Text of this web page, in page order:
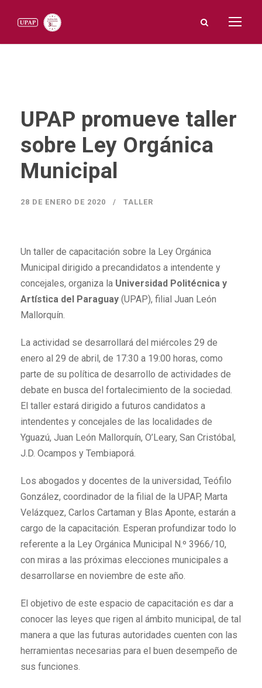
UPAP promueve taller
sobre Ley Orgánica
Municipal
28 DE ENERO DE 2020 TALLER
Un taller de capacitación sobre la Ley Orgánica
Municipal dirigido a precandidatos a intendente y
concejales, organiza la Universidad Politécnica y
Artística del Paraguay (UPAP), filial Juan León
Mallorquín.
La actividad se desarrollará del miércoles 29 de
enero al 29 de abril, de 17:30 a 19:00 horas, como
parte de su política de desarrollo de actividades de
debate en busca del fortalecimiento de la sociedad.
El taller estará dirigido a futuros candidatos a
intendentes y concejales de las localidades de
Yguazú, Juan León Mallorquín, O’Leary, San Cristóbal,
J.D. Ocampos y Tembiaporá.
Los abogados y docentes de la universidad, Teófilo
González, coordinador de la filial de la UPAP, Marta
Velázquez, Carlos Cartaman y Blas Aponte, estarán a
cargo de la capacitación. Esperan profundizar todo lo
referente a la Ley Orgánica Municipal N.º 3966/10,
con miras a las próximas elecciones municipales a
desarrollarse en noviembre de este año.
El objetivo de este espacio de capacitación es dar a
conocer las leyes que rigen al ámbito municipal, de tal
manera a que las futuras autoridades cuenten con las
herramientas necesarias para el buen desempeño de
sus funciones.